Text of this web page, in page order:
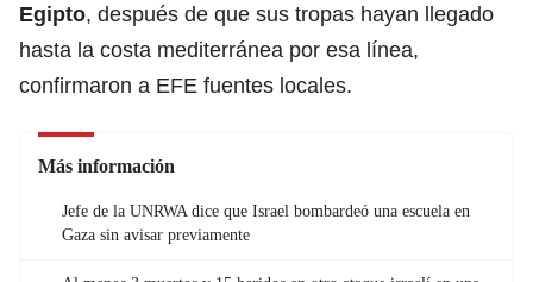
Egipto, después de que sus tropas hayan llegado
hasta la costa mediterránea por esa línea,
confirmaron a EFE fuentes locales.
Más información
Jefe de la UNRWA dice que Israel bombardeó una escuela en
Gaza sin avisar previamente